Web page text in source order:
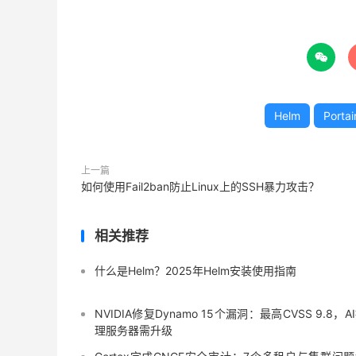

Helm
上一篇
如何使用Fail2ban防止Linux上的SSH暴力攻击？
相关推荐
什么是Helm？2025年Helm安装使用指南
NVIDIA修复Dynamo 15个漏洞：最高CVSS 9.8，
理服务器需升级